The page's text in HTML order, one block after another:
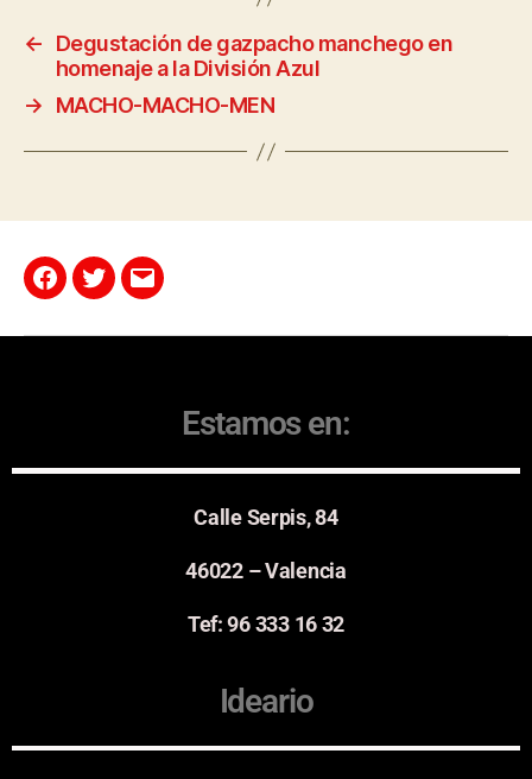
←
Degustación de gazpacho manchego en
homenaje a la División Azul
→
MACHO-MACHO-MEN
Estamos en:
Calle Serpis, 84
46022 – Valencia
Tef: 96 333 16 32
Ideario